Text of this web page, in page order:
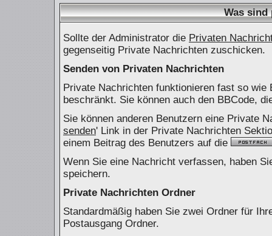
Was sind
Sollte der Administrator die Privaten
gegenseitig Private Nachrichten zuschicken.
Senden von Privaten Nachrichten
Private Nachrichten funktionieren fast so
beschränkt. Sie können auch den BBCode,
Sie können anderen Benutzern eine Private
senden' Link in der Private Nachrichten
einem Beitrag des Benutzers auf die
Wenn Sie eine Nachricht verfassen, haben
speichern.
Private Nachrichten Ordner
Standardmäßig haben Sie zwei Ordner für
Postausgang Ordner.